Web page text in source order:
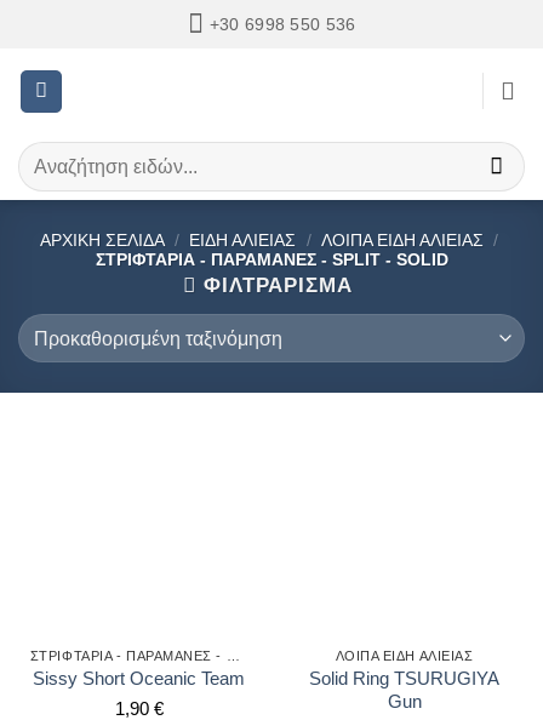
περιεχόμενο
+30 6998 550 536
Αναζήτηση
για:
ΑΡΧΙΚΉ ΣΕΛΊΔΑ / ΕΙΔΗ ΑΛΙΕΙΑΣ / ΛΟΙΠΑ ΕΙΔΗ ΑΛΙΕΙΑΣ /
ΣΤΡΙΦΤΆΡΙΑ - ΠΑΡΑΜΆΝΕΣ - SPLIT - SOLID
ΦΙΛΤΡΆΡΙΣΜΑ
Sissy Short Oceanic Team
1,90 €
ΛΟΙΠΑ ΕΙΔΗ ΑΛΙΕΙΑΣ
Solid Ring TSURUGIYA
Gun